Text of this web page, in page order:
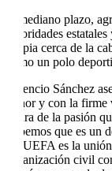
A mediano plazo,
autoridades
propia cerca de la
como un polo
Fidencio Sánchez
honor y con la
altura de la pasión
Sabemos que es
La UEFA es la
organización civil